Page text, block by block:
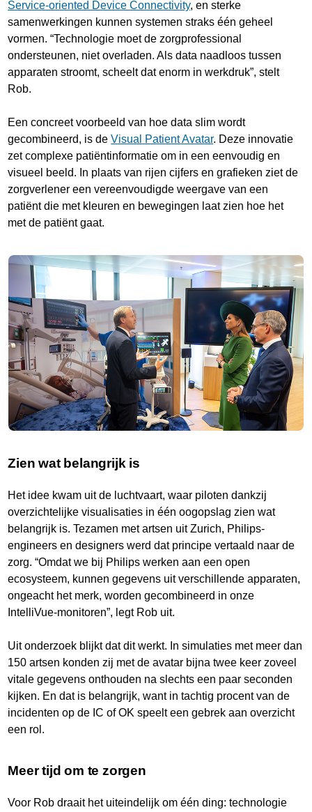
Service-oriented Device Connectivity, en sterke
samenwerkingen kunnen systemen straks één geheel
vormen. “Technologie moet de zorgprofessional
ondersteunen, niet overladen. Als data naadloos tussen
apparaten stroomt, scheelt dat enorm in werkdruk”, stelt
Rob.
Een concreet voorbeeld van hoe data slim wordt
gecombineerd, is deVisual Patient Avatar. Deze innovatie
zet complexe patiëntinformatie om in een eenvoudig en
visueel beeld. In plaats van rijen cijfers en grafieken ziet de
zorgverlener een vereenvoudigde weergave van een
patiënt die met kleuren en bewegingen laat zien hoe het
met de patiënt gaat.
Zien wat belangrijk is
Het idee kwam uit de luchtvaart, waar piloten dankzij
overzichtelijke visualisaties in één oogopslag zien wat
belangrijk is. Tezamen met artsen uit Zurich, Philips-
engineers en designers werd dat principe vertaald naar de
zorg. “Omdat we bij Philips werken aan een open
ecosysteem, kunnen gegevens uit verschillende apparaten,
ongeacht het merk, worden gecombineerd in onze
IntelliVue-monitoren”, legt Rob uit.
Uit onderzoek blijkt dat dit werkt. In simulaties met meer dan
150 artsen konden zij met de avatar bijna twee keer zoveel
vitale gegevens onthouden na slechts een paar seconden
kijken. En dat is belangrijk, want in tachtig procent van de
incidenten op de IC of OK speelt een gebrek aan overzicht
een rol.
Meer tijd om te zorgen
Voor Rob draait het uiteindelijk om één ding: technologie